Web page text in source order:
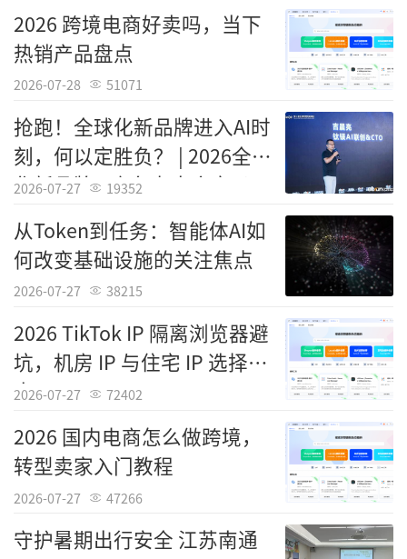
被 30 + 中小型互联网企业、10 + 高校计算机实
验室、5 + 行业技术社区广泛引用与二次开发,
相关技术实践在 CSDN、掘金、InfoQ、开源中
成为出行社交低代码领域颇具影响力的实践方
案。
技术领域资深研究员张教授表示:刘宇恒主导研
发的该软件,精准解决出行社交场景研发痛点,将
标准化组件与轻量化搭建深度结合,大幅降低研
发门槛,落地成效显著。其技术通用性强,为低代
码垂直领域落地提供标准范式,推动互联网后端
研发升级,成为出行社交数字化转型的核心支
撑。
这款低代码引擎的出现,不仅填补了出行社
交领域一体化快速开发工具的空白,更以技术创
新重构了行业研发范式。它从企业内部工具成
长为全行业通用的基础设施级方案,推动低代码
2026 跨境电商好卖吗，当下
热销产品盘点
2026-07-28 51071
抢跑！全球化新品牌进入AI时
刻，何以定胜负？ | 2026全球
化新品牌AI竞争力大会实录
2026-07-27 19352
从Token到任务：智能体AI如
何改变基础设施的关注焦点
2026-07-27 38215
2026 TikTok IP 隔离浏览器避
坑，机房 IP 与住宅 IP 选择指
南
2026-07-27 72402
2026 国内电商怎么做跨境，
转型卖家入门教程
2026-07-27 47266
守护暑期出行安全 江苏南通